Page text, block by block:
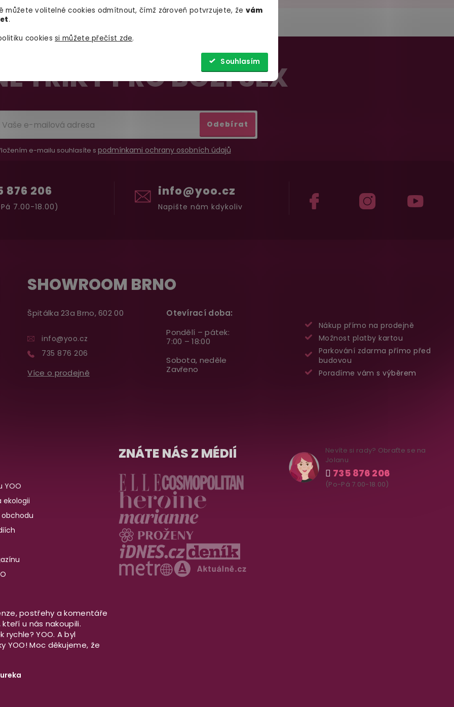
můžete volitelné cookies odmítnout, čímž zároveň potvrzujete, že vám
.
cookiessi můžete přečíst zde.
Souhlasím
TRIKY PRO BOŽÍ SEX
e-mailu souhlasíte s podmínkami ochrany osobních údajů
Odebírat
info@yoo.cz
Napište nám kdykoliv
876 206
7.00-18.00)
SHOWROOM BRNO
Špitálka 23a Brno, 602 00
info@yoo.cz
735 876 206
Více o prodejně
Otevírací doba:
Pondělí – pátek:
7:00 – 18:00
Sobota, neděle
Zavřeno
Nákup přímo na prodejně
Možnost platby kartou
Parkování zdarma přímo před
budovou
Poradíme vám s výběrem
YOO
ekologii
ZNÁTE NÁS Z MÉDIÍ
Nevíte si rady? Obraťte se na
Jolanu
735 876 206
(Po-Pá 7.00-18.00)
postřehy a komentáře
u nás nakoupili.
rychle? YOO. A byl
YOO! Moc děkujeme, že